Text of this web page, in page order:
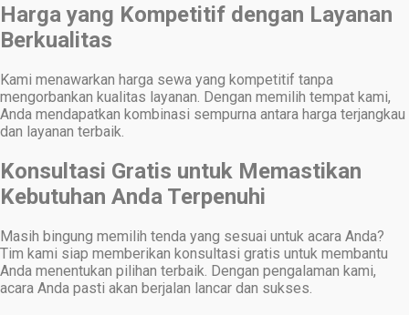
Harga yang Kompetitif dengan Layanan
Berkualitas
Kami menawarkan harga sewa yang kompetitif tanpa
mengorbankan kualitas layanan. Dengan memilih tempat kami,
Anda mendapatkan kombinasi sempurna antara harga terjangkau
dan layanan terbaik.
Konsultasi Gratis untuk Memastikan
Kebutuhan Anda Terpenuhi
Masih bingung memilih tenda yang sesuai untuk acara Anda?
Tim kami siap memberikan konsultasi gratis untuk membantu
Anda menentukan pilihan terbaik. Dengan pengalaman kami,
acara Anda pasti akan berjalan lancar dan sukses.